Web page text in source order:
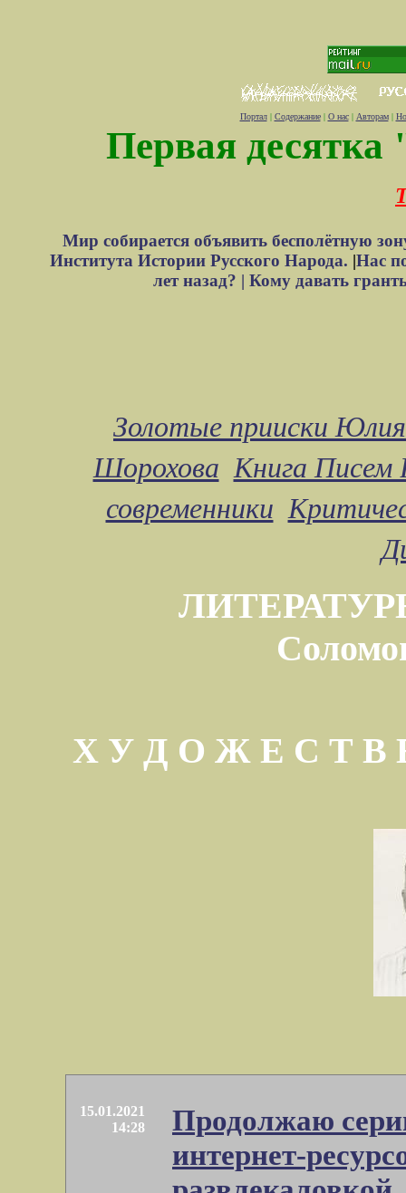
Портал| Содержание| О нас| Авторам|
Первая десятка
Мир собирается объявить бесполётную
Института Истории Русского Народа. |Нас
лет назад? | Кому давать
Золотые прииски
Шорохова Книга Писем
современники
Х У Д О Ж Е С Т
15.01.2021
14:28
Продолжаю
интернет-